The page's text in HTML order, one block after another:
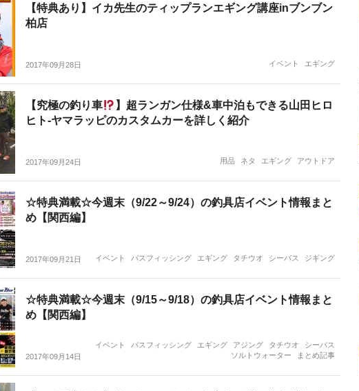
【特典あり】イカ先生のティップランエギング講座inブンブン
柏店
2017年09月28日 イベント エギング
【究極の釣り車
】超ランガン仕様&車中泊もできる山田ヒロ
ヒト-ヤマラッピのカスタムカーを詳しく紹介
2017年09月24日 用品 ネタ エギング アウトドア
☆特典満載☆今週末（9/22～9/24）の釣具店イベント情報まと
め【関西編】
2017年09月21日 イベント バスフィッシング エギング タチウオ シーバス ジギング
☆特典満載☆今週末（9/15～9/18）の釣具店イベント情報まと
め【関西編】
2017年09月14日
イベント バスフィッシング エギング アジング タチウオ
シーバス
ソルトウォーター
まとめ記事